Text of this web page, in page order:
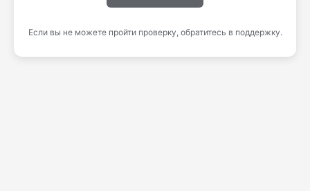
Если вы не можете пройти проверку, обратитесь в поддержку.